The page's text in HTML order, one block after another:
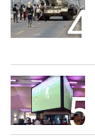
4
5